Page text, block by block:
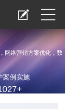
网络营销方案优化，数
案例实施